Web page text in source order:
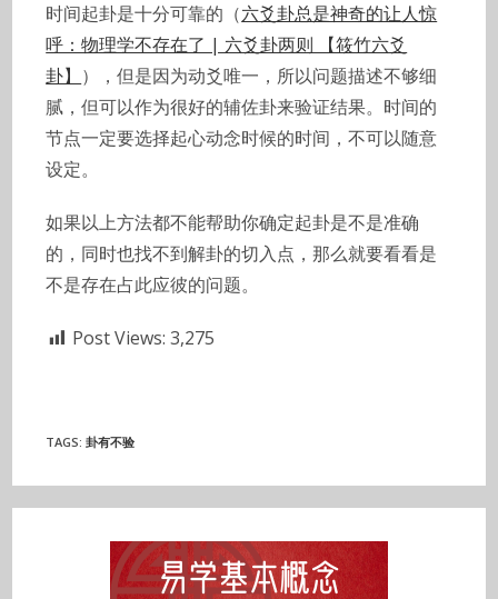
时间起卦是十分可靠的（六爻卦总是神奇的让人惊
呼：物理学不存在了 | 六爻卦两则 【筱竹六爻
卦】 ），但是因为动爻唯一，所以问题描述不够细
腻，但可以作为很好的辅佐卦来验证结果。时间的
节点一定要选择起心动念时候的时间，不可以随意
设定。
如果以上方法都不能帮助你确定起卦是不是准确
的，同时也找不到解卦的切入点，那么就要看看是
不是存在占此应彼的问题。
Post Views: 3,275
TAGS:卦有不验